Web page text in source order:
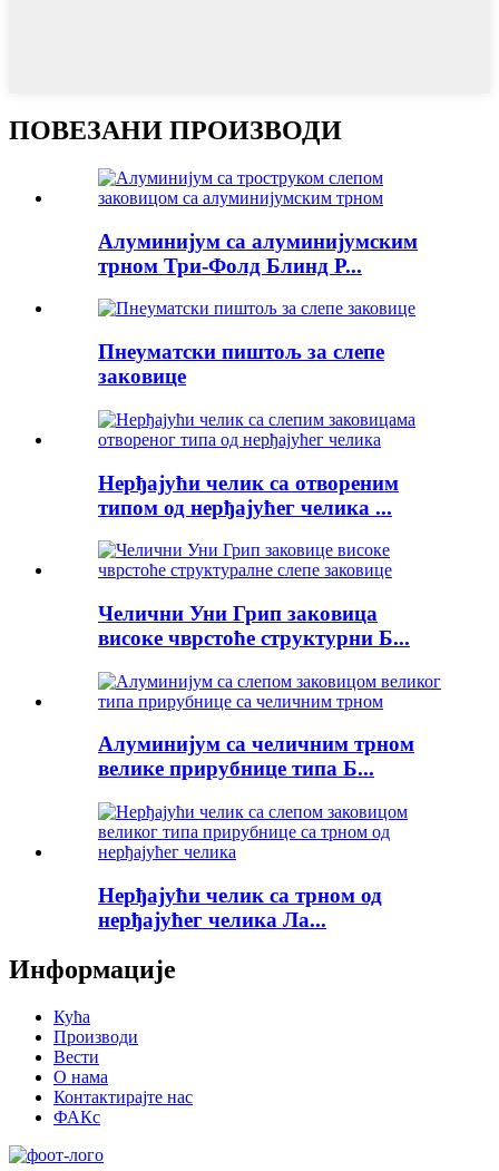
ПОВЕЗАНИ ПРОИЗВОДИ
Алуминијум са алуминијумским
трном Три-Фолд Блинд Р...
Пнеуматски пиштољ за слепе
заковице
Нерђајући челик са отвореним
типом од нерђајућег челика ...
Челични Уни Грип заковица
високе чврстоће структурни Б...
Алуминијум са челичним трном
велике прирубнице типа Б...
Нерђајући челик са трном од
нерђајућег челика Ла...
Информације
Кућа
Производи
Вести
О нама
Контактирајте нас
ФАКс